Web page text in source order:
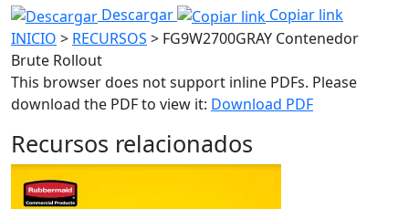
Descargar
Copiar link
INICIO > RECURSOS > FG9W2700GRAY Contenedor
Brute Rollout
This browser does not support inline PDFs. Please
download the PDF to view it: Download PDF
Recursos relacionados